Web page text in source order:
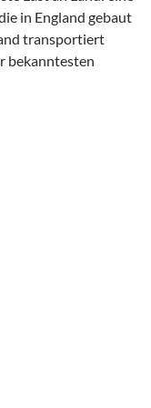
in England gebaut
transportiert
bekanntesten